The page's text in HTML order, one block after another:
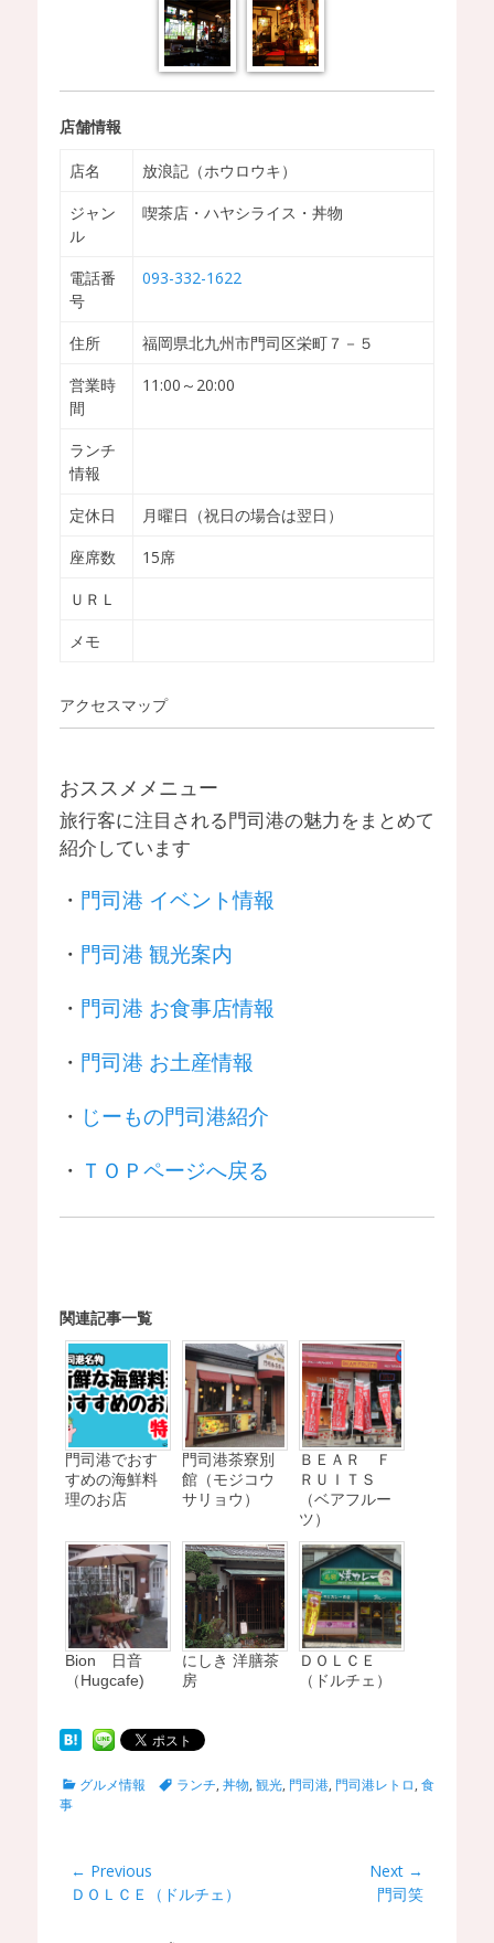
店舗情報
店名
放浪記（ホウロウキ）
ジャン
ル
喫茶店・ハヤシライス・丼物
電話番
号
093-332-1622
住所
福岡県北九州市門司区栄町７－５
営業時
間
11:00～20:00
ランチ
情報
定休日
月曜日（祝日の場合は翌日）
座席数
15席
ＵＲＬ
メモ
アクセスマップ
おススメメニュー
旅行客に注目される門司港の魅力をまとめて
紹介しています
・ 門司港 イベント情報
・ 門司港 観光案内
・ 門司港 お食事店情報
・ 門司港 お土産情報
・ じーもの門司港紹介
・ ＴＯＰページへ戻る
関連記事一覧
門司港でおす
すめの海鮮料
理のお店
門司港茶寮別
館（モジコウ
サリョウ）
ＢＥＡＲ Ｆ
ＲＵＩＴＳ
（ベアフルー
ツ）
Bion 日音
（Hugcafe)
にしき 洋膳茶
房
ＤＯＬＣＥ
（ドルチェ）
C
a
グルメ情報
T
ランチ, 丼物, 観光, 門司港, 門司港レトロ, 食
事
投
稿
← Previous
Previous
ＤＯＬＣＥ（ドルチェ）
Next →
門司笑